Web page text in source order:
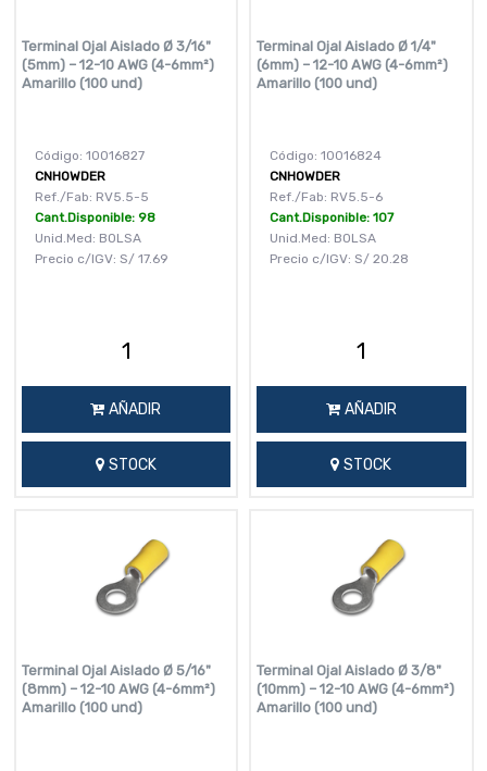
Terminal Ojal Aislado Ø 3/16"
(5mm) – 12-10 AWG (4-6mm²)
Amarillo (100 und)
Código: 10016827
CNHOWDER
Ref./Fab: RV5.5-5
Cant.Disponible: 98
Unid.Med: BOLSA
Precio c/IGV: S/ 17.69
AÑADIR
STOCK
Terminal Ojal Aislado Ø 1/4"
(6mm) – 12-10 AWG (4-6mm²)
Amarillo (100 und)
Código: 10016824
CNHOWDER
Ref./Fab: RV5.5-6
Cant.Disponible: 107
Unid.Med: BOLSA
Precio c/IGV: S/ 20.28
AÑADIR
STOCK
Terminal Ojal Aislado Ø 5/16"
(8mm) – 12-10 AWG (4-6mm²)
Amarillo (100 und)
Terminal Ojal Aislado Ø 3/8"
(10mm) – 12-10 AWG (4-6mm²)
Amarillo (100 und)